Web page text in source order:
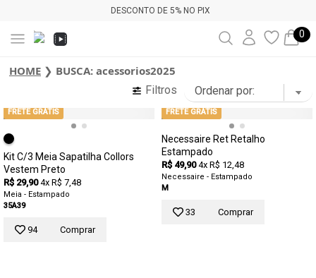
DESCONTO DE 5% NO PIX
0
HOME ❯ BUSCA: acessorios2025
Filtros
FRETE GRÁTIS
Kit C/3 Meia Sapatilha Collors
Vestem Preto
R$ 29,90 4x R$ 7,48
Meia - Estampado
35A39
94 Comprar
FRETE GRÁTIS
Necessaire Ret Retalho
Estampado
R$ 49,90 4x R$ 12,48
Necessaire - Estampado
M
33 Comprar